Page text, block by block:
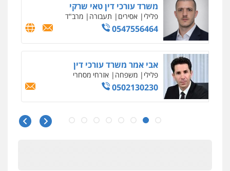
משרד עורכי דין טאי שרקי
פלילי אסירים תעבורה מרב"ד
0547556464
אבי אמר משרד עורכי דין
פלילי משפחה אזרחי מסחרי
0502130230
חליל ביאדי – משרד עורכי דין